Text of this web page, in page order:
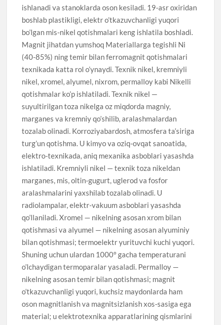
ishlanadi va stanoklarda oson kesiladi. 19-asr oxiridan
boshlab plastikligi, elektr o’tkazuvchanligi yuqori
bo’lgan mis-nikel qotishmalari keng ishlatila boshladi.
Magnit jihatdan yumshoq Materiallarga tegishli Ni
(40-85%) ning temir bilan ferromagnit qotishmalari
texnikada katta rol o’ynaydi. Texnik nikel, kremniyli
nikel, xromel, alyumel, nixrom, permalloy kabi Nikelli
qotishmalar ko’p ishlatiladi. Texnik nikel —
suyultirilgan toza nikelga oz miqdorda magniy,
marganes va kremniy qo’shilib, aralashmalardan
tozalab olinadi. Korroziyabardosh, atmosfera ta’siriga
turg’un qotishma. U kimyo va oziq-ovqat sanoatida,
elektro-texnikada, aniq mexanika asboblari yasashda
ishlatiladi. Kremniyli nikel — texnik toza nikeldan
marganes, mis, oltin-gugurt, uglerod va fosfor
aralashmalarini yaxshilab tozalab olinadi. U
radiolampalar, elektr-vakuum asboblari yasashda
qo’llaniladi. Xromel — nikelning asosan xrom bilan
qotishmasi va alyumel — nikelning asosan alyuminiy
bilan qotishmasi; termoelektr yurituvchi kuchi yuqori.
Shuning uchun ulardan 1000° gacha temperaturani
o’lchaydigan termoparalar yasaladi. Permalloy —
nikelning asosan temir bilan qotishmasi; magnit
o’tkazuvchanligi yuqori, kuchsiz maydonlarda ham
oson magnitlanish va magnitsizlanish xos-sasiga ega
material; u elektrotexnika apparatlarining qismlarini